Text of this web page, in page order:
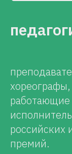
работающие
российских
премий.